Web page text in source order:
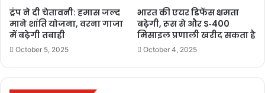
जब देश में महिलाओं के खिलाफ सख्त पाबंदियां लगाई गई हैं। कई क्षेत्रों में उन्हें
शिक्षा प्राप्त करने से भी रोक दिया जाता है।
There have been several incidents of women fleeing their
homes in Afghanistan in recent times. Taliban officials
ट्रंप ने दी चेतावनी: हमास जल्द
माने शांति योजना, वरना गाजा
में बढ़ेगी तबाही
October 5, 2025
भारत की एयर डिफेंस क्षमता
बढ़ेगी, रूस से और S‑400
मिसाइल प्रणाली खरीद सकता है
October 4, 2025